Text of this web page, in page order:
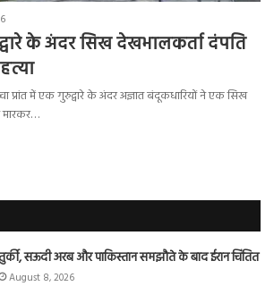
के अंदर सिख देखभालकर्ता दंपति
प्रांत में एक गुरुद्वारे के अंदर अज्ञात बंदूकधारियों ने एक सिख
मारकर…
सऊदी अरब और पाकिस्तान समझौते के बाद ईरान चिंतित
August 8, 2026